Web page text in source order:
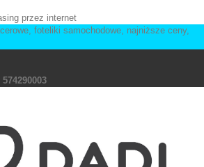
574290003